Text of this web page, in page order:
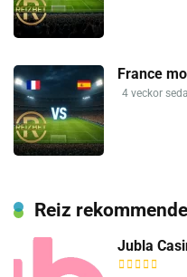
France
4 veckor
Reiz
Jubla